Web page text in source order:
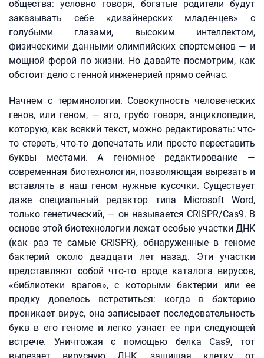
общества: условно говоря, богатые родители будут
заказывать себе «дизайнерских младенцев» с
голубыми глазами, высоким интеллектом,
физическими данными олимпийских спортсменов — и
мощной форой по жизни. Но давайте посмотрим, как
обстоит дело с генной инженерией прямо сейчас.
Начнем с терминологии. Совокупность человеческих
генов, или геном, — это, грубо говоря, энциклопедия,
которую, как всякий текст, можно редактировать: что-
то стереть, что-то допечатать или просто переставить
буквы местами. А геномное редактирование —
современная биотехнология, позволяющая вырезать и
вставлять в наш геном нужные кусочки. Существует
даже специальный редактор типа Microsoft Word,
только генетический, — он называется CRISPR/Сas9. В
основе этой биотехнологии лежат особые участки ДНК
(как раз те самые CRISPR), обнаруженные в геноме
бактерий около двадцати лет назад. Эти участки
представляют собой что-то вроде каталога вирусов,
«библиотеки врагов», с которыми бактерии или ее
предку довелось встретиться: когда в бактерию
проникает вирус, она записывает последовательность
букв в его геноме и легко узнает ее при следующей
встрече. Уничтожая с помощью белка Сas9, тот